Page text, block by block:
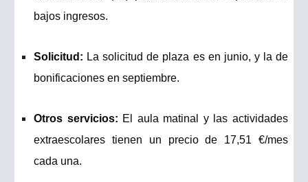
bajos ingresos.
Solicitud: La solicitud de plaza es en junio, y la de
bonificaciones en septiembre.
Otros servicios: El aula matinal y las actividades
extraescolares tienen un precio de 17,51 €/mes
cada una.